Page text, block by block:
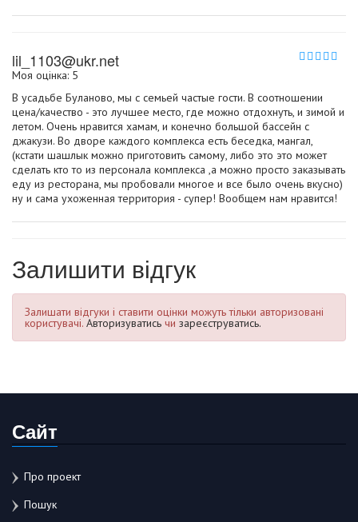
lil_1103@ukr.net
Моя оцінка: 5
В усадьбе Буланово, мы с семьей частые гости. В соотношении
цена/качество - это лучшее место, где можно отдохнуть, и зимой и
летом. Очень нравится хамам, и конечно большой бассейн с
джакузи. Во дворе каждого комплекса есть беседка, мангал,
(кстати шашлык можно приготовить самому, либо это это может
сделать кто то из персонала комплекса ,а можно просто заказывать
еду из ресторана, мы пробовали многое и все было очень вкусно)
ну и сама ухоженная территория - супер! Вообщем нам нравится!
Залишити відгук
Залишати відгуки і ставити оцінки можуть тільки авторизовані
користувачі. Авторизуватись чи зареєструватись.
Сайт
Про проект
Пошук